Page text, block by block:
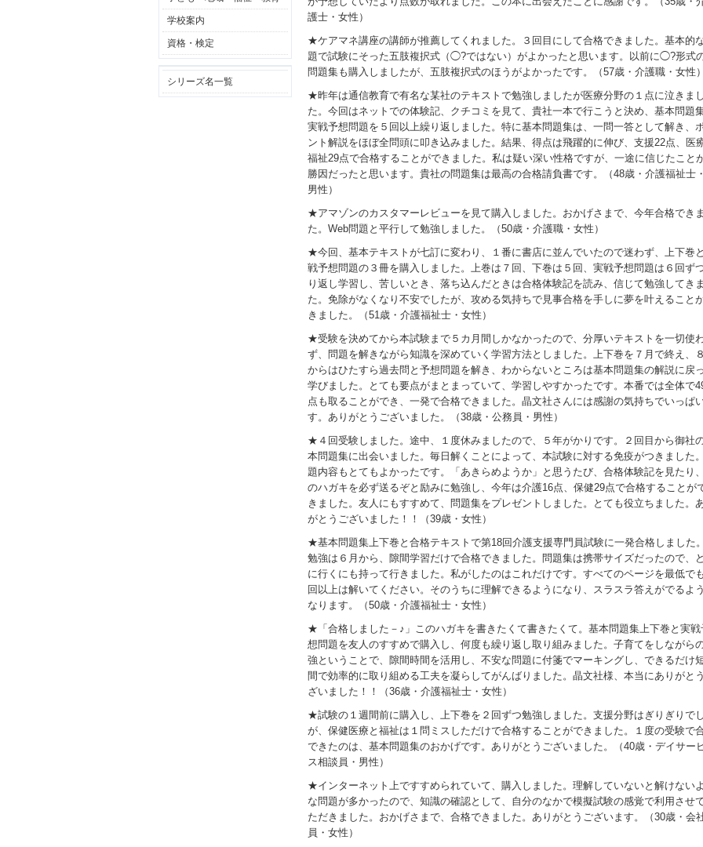
学校案内
資格・検定
シリーズ名一覧
護士・女性）
★ケアマネ講座の講師が推薦してくれました。３回目にして合格できました。基本的
題で試験にそった五肢複択式（◯?ではない）がよかったと思います。以前に◯?形式
問題集も購入しましたが、五肢複択式のほうがよかったです。（57歳・介護職・女性）
★昨年は通信教育で有名な某社のテキストで勉強しましたが医療分野の１点に泣きまし
た。今回はネットでの体験記、クチコミを見て、貴社一本で行こうと決め、基本問題
実戦予想問題を５回以上繰り返しました。特に基本問題集は、一問一答として解き、
ント解説をほぼ全問頭に叩き込みました。結果、得点は飛躍的に伸び、支援22点、医
福祉29点で合格することができました。私は疑い深い性格ですが、一途に信じたこと
勝因だったと思います。貴社の問題集は最高の合格請負書です。（48歳・介護福祉士・
男性）
★アマゾンのカスタマーレビューを見て購入しました。おかげさまで、今年合格でき
た。Web問題と平行して勉強しました。（50歳・介護職・女性）
★今回、基本テキストが七訂に変わり、１番に書店に並んでいたので迷わず、上下巻
戦予想問題の３冊を購入しました。上巻は７回、下巻は５回、実戦予想問題は６回ず
り返し学習し、苦しいとき、落ち込んだときは合格体験記を読み、信じて勉強してき
た。免除がなくなり不安でしたが、攻める気持ちで見事合格を手しに夢を叶えること
きました。（51歳・介護福祉士・女性）
★受験を決めてから本試験まで５カ月間しかなかったので、分厚いテキストを一切使
ず、問題を解きながら知識を深めていく学習方法としました。上下巻を７月で終え、
からはひたすら過去問と予想問題を解き、わからないところは基本問題集の解説に戻
学びました。とても要点がまとまっていて、学習しやすかったです。本番では全体で
点も取ることができ、一発で合格できました。晶文社さんには感謝の気持ちでいっぱ
す。ありがとうございました。（38歳・公務員・男性）
★４回受験しました。途中、１度休みましたので、５年がかりです。２回目から御社
本問題集に出会いました。毎日解くことによって、本試験に対する免疫がつきました
題内容もとてもよかったです。「あきらめようか」と思うたび、合格体験記を見たり
のハガキを必ず送るぞと励みに勉強し、今年は介護16点、保健29点で合格することが
きました。友人にもすすめて、問題集をプレゼントしました。とても役立ちました。
がとうございました！！（39歳・女性）
★基本問題集上下巻と合格テキストで第18回介護支援専門員試験に一発合格しました。
勉強は６月から、隙間学習だけで合格できました。問題集は携帯サイズだったので、
に行くにも持って行きました。私がしたのはこれだけです。すべてのページを最低で
回以上は解いてください。そのうちに理解できるようになり、スラスラ答えがでるよ
なります。（50歳・介護福祉士・女性）
★「合格しました－♪」このハガキを書きたくて書きたくて。基本問題集上下巻と実戦
想問題を友人のすすめで購入し、何度も繰り返し取り組みました。子育てをしながら
強ということで、隙間時間を活用し、不安な問題に付箋でマーキングし、できるだけ
間で効率的に取り組める工夫を凝らしてがんばりました。晶文社様、本当にありがと
ざいました！！（36歳・介護福祉士・女性）
★試験の１週間前に購入し、上下巻を２回ずつ勉強しました。支援分野はぎりぎりで
が、保健医療と福祉は１問ミスしただけで合格することができました。１度の受験で
できたのは、基本問題集のおかげです。ありがとうございました。（40歳・デイサー
ス相談員・男性）
★インターネット上ですすめられていて、購入しました。理解していないと解けない
な問題が多かったので、知識の確認として、自分のなかで模擬試験の感覚で利用させ
ただきました。おかげさまで、合格できました。ありがとうございます。（30歳・会
員・女性）